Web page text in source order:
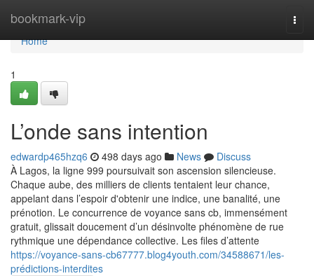
bookmark-vip
Home
Home
1
L’onde sans intention
edwardp465hzq6 498 days ago News
Discuss
À Lagos, la ligne 999 poursuivait son ascension silencieuse.
Chaque aube, des milliers de clients tentaient leur chance,
appelant dans l’espoir d'obtenir une indice, une banalité, une
prénotion. Le concurrence de voyance sans cb, immensément
gratuit, glissait doucement d’un désinvolte phénomène de rue
rythmique une dépendance collective. Les files d’attente
https://voyance-sans-cb67777.blog4youth.com/34588671/les-
prédictions-interdites